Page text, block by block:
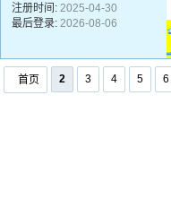
注册时间: 2025-04-30
最后登录: 2026-08-06
首页 2 3 4 5 6